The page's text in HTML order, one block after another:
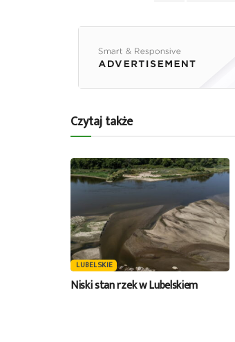
Czytaj także
LUBELSKIE
Niski stan rzek w Lubelskiem